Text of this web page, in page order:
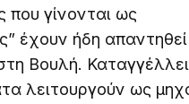
που γίνονται ως
έχουν ήδη απαντηθεί
Βουλή.
λειτουργούν ως